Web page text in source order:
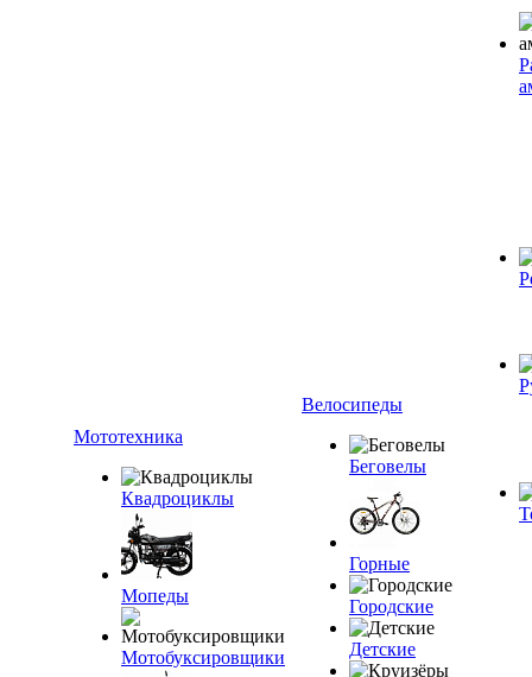
Мототехника
Квадроциклы
Мопеды
Мотобуксировщики
Велосипеды
Беговелы
Горные
Городские
Детские